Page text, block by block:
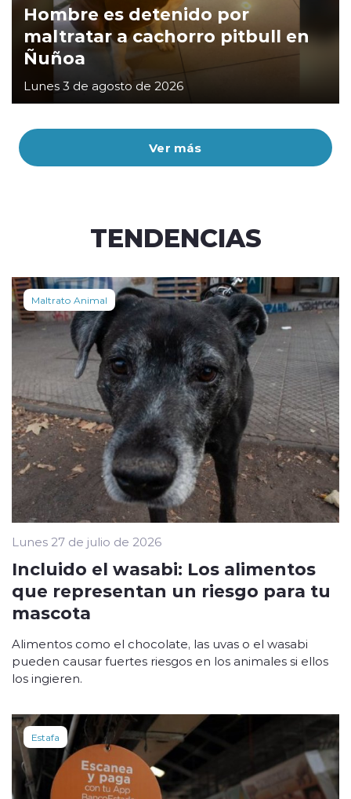
Ver más
Hombre es detenido por
maltratar a cachorro pitbull en
Ñuñoa
Lunes 3 de agosto de 2026
TENDENCIAS
Maltrato Animal
Lunes 27 de julio de 2026
Incluido el wasabi: Los alimentos
que representan un riesgo para tu
mascota
Alimentos como el chocolate, las uvas o el wasabi
pueden causar fuertes riesgos en los animales si ellos
los ingieren.
Estafa